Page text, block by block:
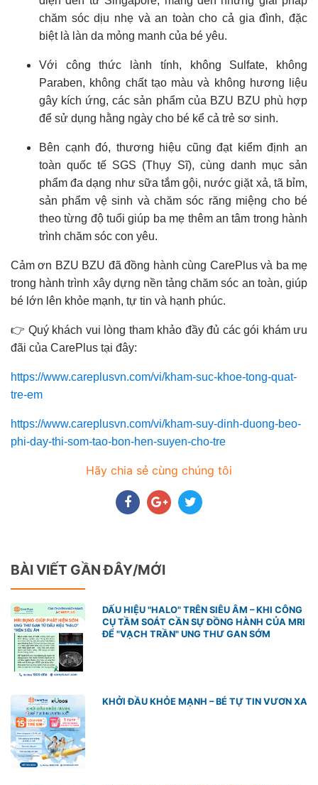
chăm sóc dịu nhẹ và an toàn cho cả gia đình, đặc
biệt là làn da mỏng manh của bé yêu.
Với công thức lành tính, không Sulfate, không
Paraben, không chất tạo màu và không hương liệu
gây kích ứng, các sản phẩm của BZU BZU phù hợp
để sử dụng hằng ngày cho bé kể cả trẻ sơ sinh.
Bên cạnh đó, thương hiệu cũng đạt kiểm định an
toàn quốc tế SGS (Thụy Sĩ), cùng danh mục sản
phẩm đa dạng như sữa tắm gội, nước giặt xả, tã bỉm,
sản phẩm vệ sinh và chăm sóc răng miệng cho bé
theo từng độ tuổi giúp ba mẹ thêm an tâm trong hành
trình chăm sóc con yêu.
Cảm ơn BZU BZU đã đồng hành cùng CarePlus và ba mẹ
trong hành trình xây dựng nền tảng chăm sóc an toàn, giúp
bé lớn lên khỏe mạnh, tự tin và hạnh phúc.
👉 Quý khách vui lòng tham khảo đầy đủ các gói khám ưu
đãi của CarePlus tại đây:
https://www.careplusvn.com/vi/kham-suc-khoe-tong-quat-
tre-em
https://www.careplusvn.com/vi/kham-suy-dinh-duong-beo-
phi-day-thi-som-tao-bon-hen-suyen-cho-tre
Hãy chia sẻ cùng chúng tôi
BÀI VIẾT GẦN ĐÂY/MỚI
DẤU HIỆU "HALO" TRÊN SIÊU ÂM – KHI CÔNG
CỤ TẦM SOÁT CẦN SỰ ĐỒNG HÀNH CỦA MRI
ĐỂ "VẠCH TRẦN" UNG THƯ GAN SỚM
KHỞI ĐẦU KHỎE MẠNH – BÉ TỰ TIN VƯƠN XA